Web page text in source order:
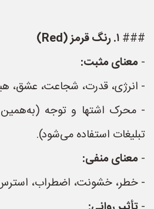
### ۱. رنگ قرمز (Red)
- معنای مثبت:
- انرژی، قدرت، شجاعت، عشق،
- محرک اشتها و توجه
تبلیغات استفاده می‌شود).
- معنای منفی:
- خطر، خشونت، اضطراب،